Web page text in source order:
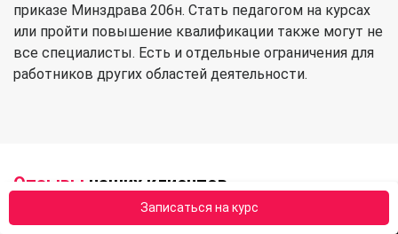
Записаться на курс
приказе Минздрава 206н. Стать педагогом на курсах
или пройти повышение квалификации также могут не
все специалисты. Есть и отдельные ограничения для
работников других областей деятельности.
Отзывы наших клиентов